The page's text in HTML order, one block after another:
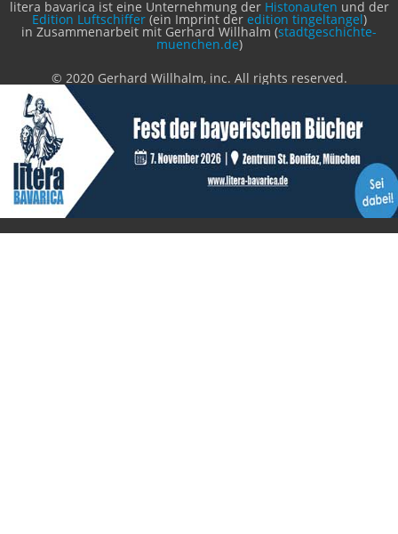
Benutzer
litera bavarica ist eine Unternehmung der
Edition Luftschiffer (ein Imprint deredition tingeltangel
in Zusammenarbeit mit Gerhard Willhalm (stadtgeschichte-
muenchen.de)
© 2020 Gerhard Willhalm, inc. All rights reserved.